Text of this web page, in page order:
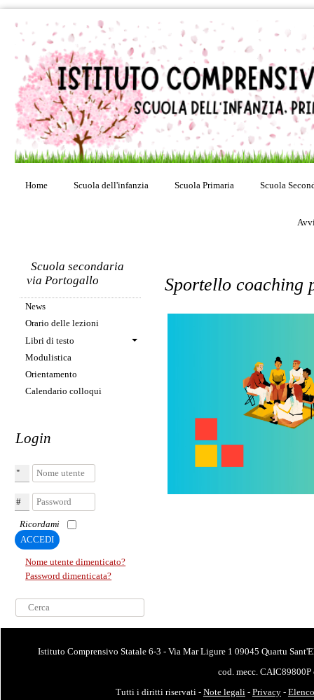
Home Scuola dell'infanzia Scuola Primaria Scuola
Scuola secondaria
via Portogallo
News
Orario delle lezioni
Libri di testo
Modulistica
Orientamento
Calendario colloqui
Login
Nome utente
Password
Ricordami
ACCEDI
Nome utente dimenticato?
Password dimenticata?
Cerca...
Sportello coaching
Istituto Comprensivo Statale 6-3 - Via Mar Ligure 1 09045 Quartu
cod. mecc.
Tutti i diritti riservati - Note legali - Privacy -